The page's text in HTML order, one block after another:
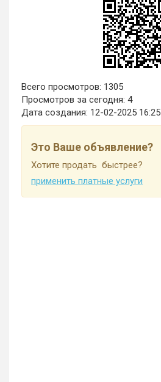
Всего просмотров: 1305
Просмотров за сегодня: 4
Дата создания: 12-02-2025 16:25
Это Ваше объявление?
Хотите продать быстрее?
применить платные услуги